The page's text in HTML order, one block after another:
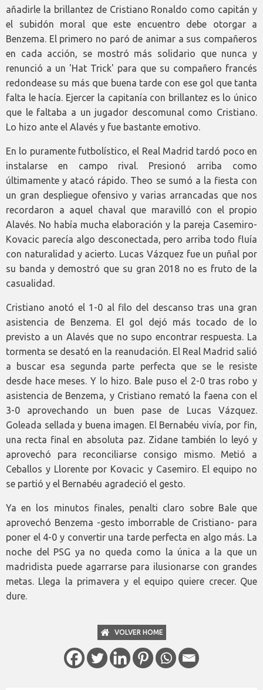
añadirle la brillantez de Cristiano Ronaldo como capitán y
el subidón moral que este encuentro debe otorgar a
Benzema. El primero no paró de animar a sus compañeros
en cada acción, se mostró más solidario que nunca y
renunció a un 'Hat Trick' para que su compañero francés
redondease su más que buena tarde con ese gol que tanta
falta le hacía. Ejercer la capitanía con brillantez es lo único
que le faltaba a un jugador descomunal como Cristiano.
Lo hizo ante el Alavés y fue bastante emotivo.
En lo puramente futbolístico, el Real Madrid tardó poco en
instalarse en campo rival. Presionó arriba como
últimamente y atacó rápido. Theo se sumó a la fiesta con
un gran despliegue ofensivo y varias arrancadas que nos
recordaron a aquel chaval que maravilló con el propio
Alavés. No había mucha elaboración y la pareja Casemiro-
Kovacic parecía algo desconectada, pero arriba todo fluía
con naturalidad y acierto. Lucas Vázquez fue un puñal por
su banda y demostró que su gran 2018 no es fruto de la
casualidad.
Cristiano anotó el 1-0 al filo del descanso tras una gran
asistencia de Benzema. El gol dejó más tocado de lo
previsto a un Alavés que no supo encontrar respuesta. La
tormenta se desató en la reanudación. El Real Madrid salió
a buscar esa segunda parte perfecta que se le resiste
desde hace meses. Y lo hizo. Bale puso el 2-0 tras robo y
asistencia de Benzema, y Cristiano remató la faena con el
3-0 aprovechando un buen pase de Lucas Vázquez.
Goleada sellada y buena imagen. El Bernabéu vivía, por fin,
una recta final en absoluta paz. Zidane también lo leyó y
aprovechó para reconciliarse consigo mismo. Metió a
Ceballos y Llorente por Kovacic y Casemiro. El equipo no
se partió y el Bernabéu agradeció el gesto.
Ya en los minutos finales, penalti claro sobre Bale que
aprovechó Benzema -gesto imborrable de Cristiano- para
poner el 4-0 y convertir una tarde perfecta en algo más. La
noche del PSG ya no queda como la única a la que un
madridista puede agarrarse para ilusionarse con grandes
metas. Llega la primavera y el equipo quiere crecer. Que
dure.
VOLVER HOME